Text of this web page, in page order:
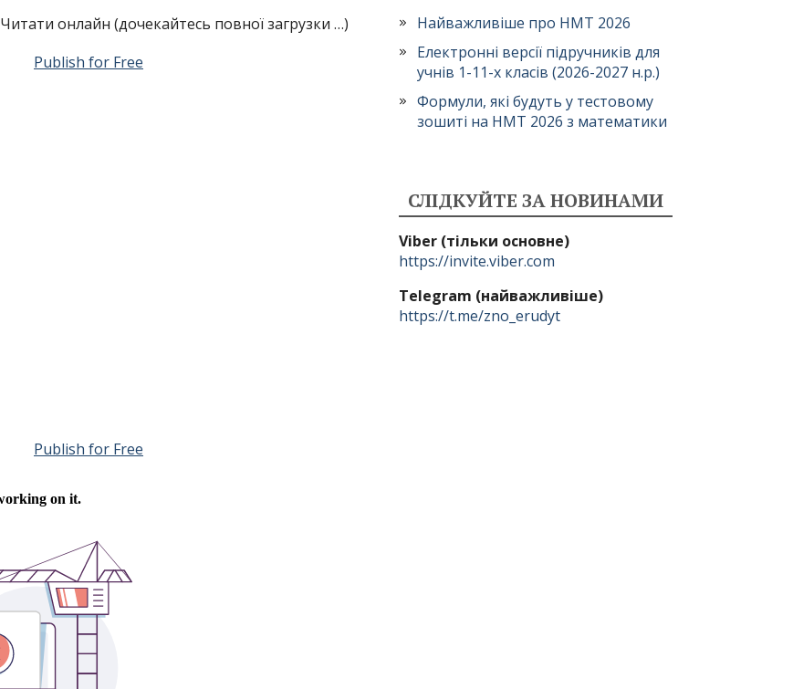
Читати онлайн (дочекайтесь повної загрузки …)
Publish for Free
Publish for Free
Найважливіше про НМТ 2026
Електронні версії підручників для
учнів 1-11-х класів (2026-2027 н.р.)
Формули, які будуть у тестовому
зошиті на НМТ 2026 з математики
СЛІДКУЙТЕ ЗА НОВИНАМИ
Viber (тільки основне)
https://invite.viber.com
Telegram (найважливіше)
https://t.me/zno_erudyt